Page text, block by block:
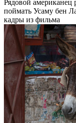
Рядовой американец
поймать Усаму бен
кадры из фильма